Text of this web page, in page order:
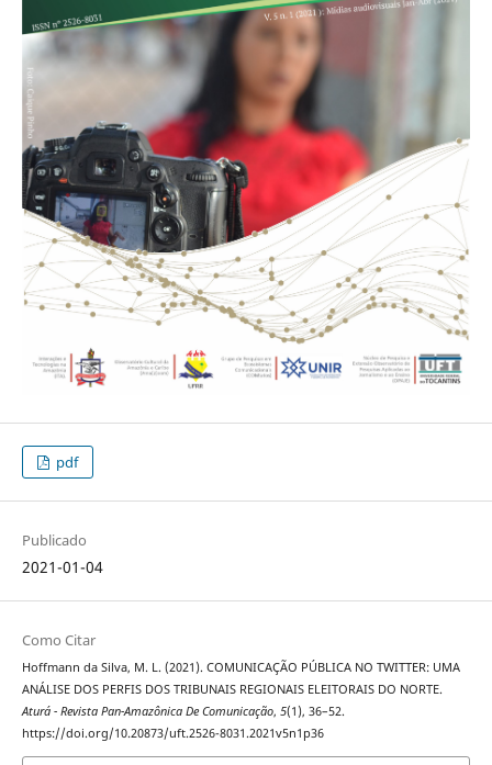
pdf
Publicado
2021-01-04
Como Citar
Hoffmann da Silva, M. L. (2021). COMUNICAÇÃO PÚBLICA NO TWITTER: UMA
ANÁLISE DOS PERFIS DOS TRIBUNAIS REGIONAIS ELEITORAIS DO NORTE.
Aturá - Revista Pan-Amazônica De Comunicação, 5(1), 36–52.
https://doi.org/10.20873/uft.2526-8031.2021v5n1p36